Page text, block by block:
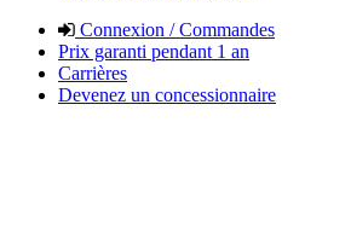
Connexion / Commandes
Prix garanti pendant 1 an
Carrières
Devenez un concessionnaire